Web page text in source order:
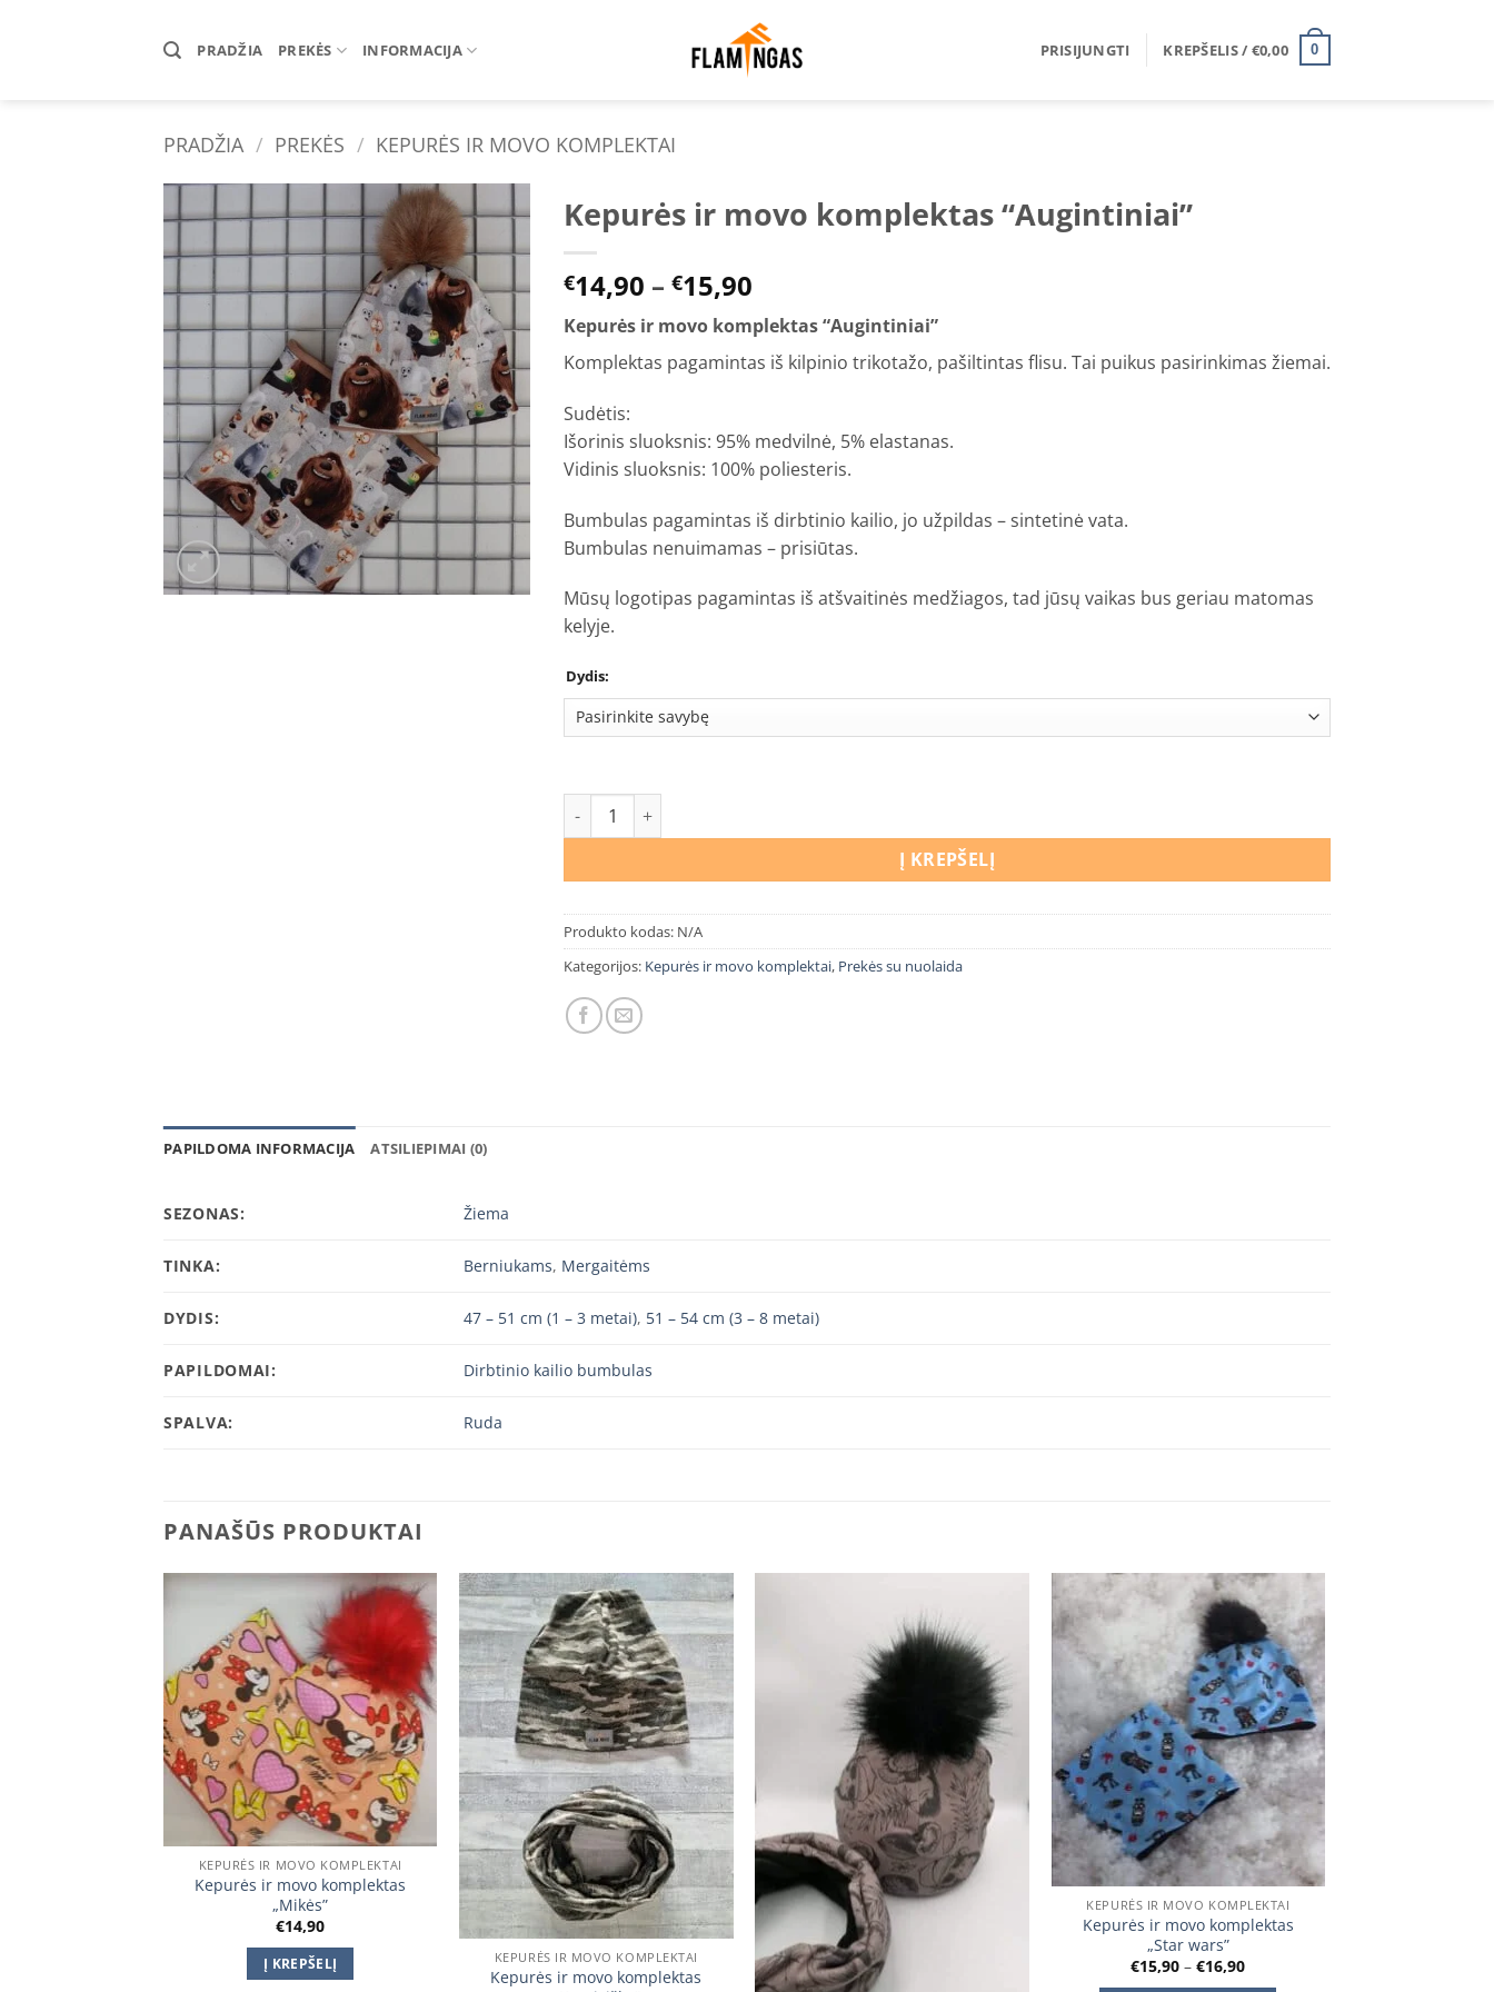
PRADŽIA PREKĖS INFORMACIJA PRISIJUNGTI KREPŠELIS / €0,00 0
PRADŽIA / PREKĖS / KEPURĖS IR MOVO KOMPLEKTAI
Add to
wishlist
Kepurės ir movo komplektas “Augintiniai”
€14,90 – €15,90
range:
€14,90
through
Kepurės ir movo komplektas “Augintiniai”
Komplektas pagamintas iš kilpinio trikotažo, pašiltintas flisu. Tai puikus pasirinkimas žiemai.
Sudėtis:
Išorinis sluoksnis: 95% medvilnė, 5% elastanas.
Vidinis sluoksnis: 100% poliesteris.
Bumbulas pagamintas iš dirbtinio kailio, jo užpildas – sintetinė vata.
Bumbulas nenuimamas – prisiūtas.
Mūsų logotipas pagamintas iš atšvaitinės medžiagos, tad jūsų vaikas bus geriau matomas
kelyje.
Dydis:
produkto kiekis: Kepurės ir movo komplektas “Augintiniai”
Į KREPŠELĮ
Produkto kodas: N/A
Kategorijos: Kepurės ir movo komplektai, Prekės su nuolaida
PAPILDOMA INFORMACIJA ATSILIEPIMAI (0)
SEZONAS: Žiema
TINKA: Berniukams, Mergaitėms
DYDIS: 47 – 51 cm (1 – 3 metai), 51 – 54 cm (3 – 8 metai)
PAPILDOMAI: Dirbtinio kailio bumbulas
SPALVA: Ruda
PANAŠŪS PRODUKTAI
Add to
wishlist
KEPURĖS IR MOVO KOMPLEKTAI
Kepurės ir movo komplektas
„Mikės”
€14,90
Į KREPŠELĮ
Add to
wishlist
KEPURĖS IR MOVO KOMPLEKTAI
Kepurės ir movo komplektas
Add to
wishlist
Add to
wishlist
KEPURĖS IR MOVO KOMPLEKTAI
Kepurės ir movo komplektas
„Star wars”
€15,90 – €16,90Price